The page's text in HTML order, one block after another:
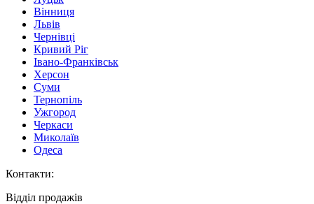
Вінниця
Львів
Чернівці
Кривий Ріг
Івано-Франківськ
Херсон
Суми
Тернопіль
Ужгород
Черкаси
Миколаїв
Одеса
Контакти:
Відділ продажів